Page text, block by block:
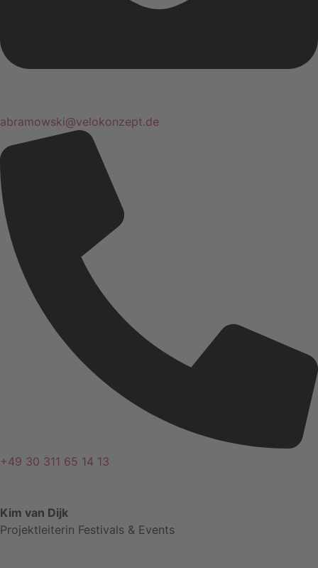
abramowski@velokonzept.de
+49 30 311 65 14 13
Kim van Dijk
Projektleiterin Festivals & Events